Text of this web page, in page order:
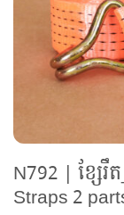
N792 | ខ្សែ
Straps 2